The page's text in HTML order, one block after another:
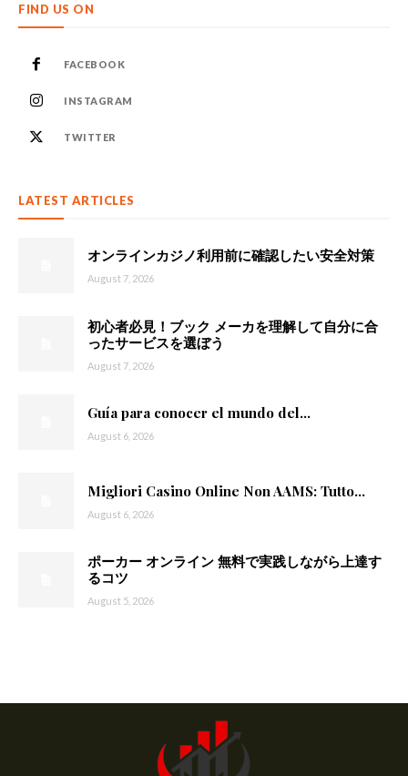
FIND US ON
FACEBOOK
INSTAGRAM
TWITTER
LATEST ARTICLES
オンラインカジノ利用前に確認したい安全対策
August 7, 2026
初心者必見！ブック メーカを理解して自分に合
ったサービスを選ぼう
August 7, 2026
Guía para conocer el mundo del...
August 6, 2026
Migliori Casino Online Non AAMS: Tutto...
August 6, 2026
ポーカー オンライン 無料で実践しながら上達す
るコツ
August 5, 2026